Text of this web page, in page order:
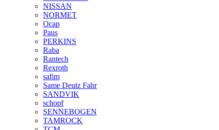
NISSAN
NORMET
Ocap
Paus
PERKINS
Raba
Rantech
Rexroth
safim
Same Deutz Fahr
SANDVIK
schopf
SENNEBOGEN
TAMROCK